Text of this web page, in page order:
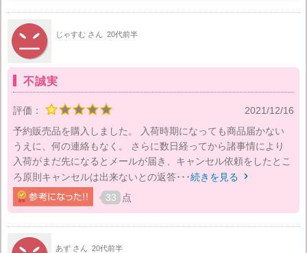
じゃすむ さん 20代前半
不誠実
評価：
2021/12/16
予約販売品を購入しました。 入荷時期になっても商品届かない
うえに、何の連絡もなく。 さらに数日経ってから諸事情により
入荷がまだ先になるとメールが届き、キャンセル依頼をしたとこ
ろ原則キャンセルは出来ないとの返答･･･続きを見る 
33 点
あず さん 20代前半